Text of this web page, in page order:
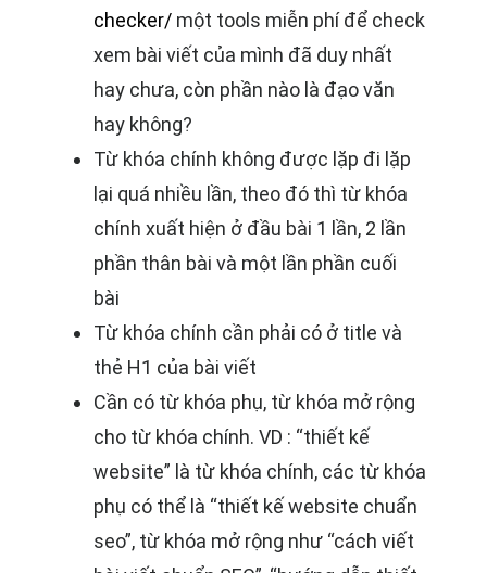
checker/ một tools miễn phí để check
xem bài viết của mình đã duy nhất
hay chưa, còn phần nào là đạo văn
hay không?
Từ khóa chính không được lặp đi lặp
lại quá nhiều lần, theo đó thì từ khóa
chính xuất hiện ở đầu bài 1 lần, 2 lần
phần thân bài và một lần phần cuối
bài
Từ khóa chính cần phải có ở title và
thẻ H1 của bài viết
Cần có từ khóa phụ, từ khóa mở rộng
cho từ khóa chính. VD : “thiết kế
website” là từ khóa chính, các từ khóa
phụ có thể là “thiết kế website chuẩn
seo”, từ khóa mở rộng như “cách viết